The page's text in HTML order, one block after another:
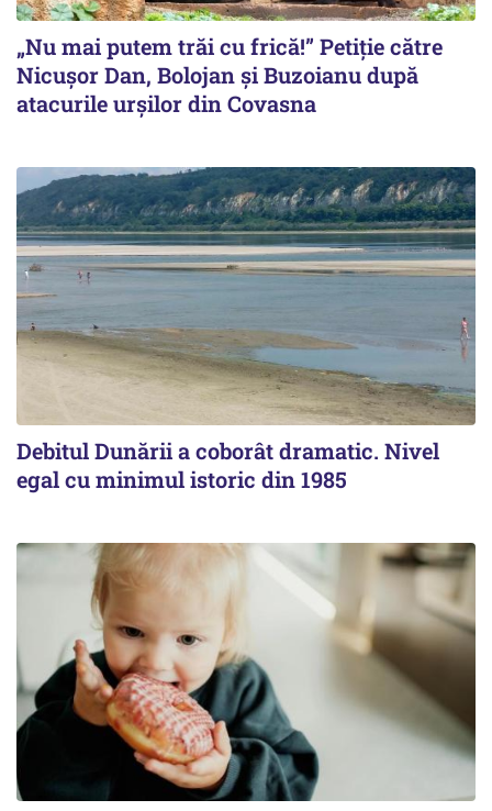
„Nu mai putem trăi cu frică!” Petiție către
Nicușor Dan, Bolojan și Buzoianu după
atacurile urșilor din Covasna
Debitul Dunării a coborât dramatic. Nivel
egal cu minimul istoric din 1985